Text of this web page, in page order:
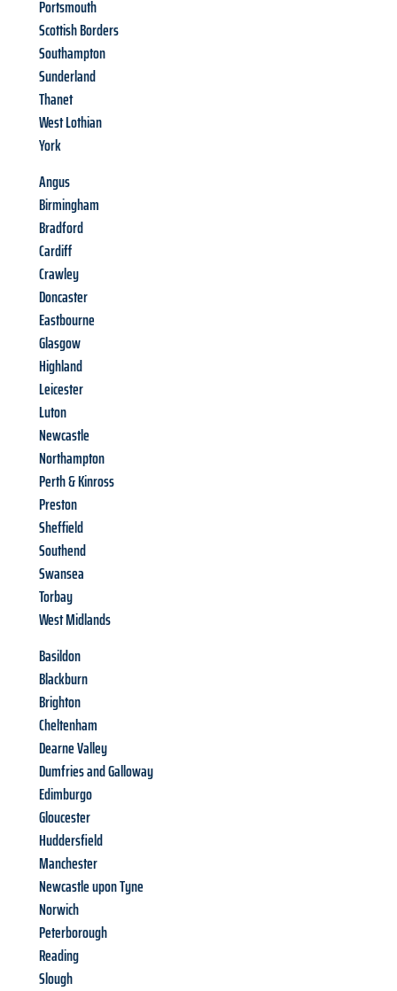
Portsmouth
Scottish Borders
Southampton
Sunderland
Thanet
West Lothian
York
Angus
Birmingham
Bradford
Cardiff
Crawley
Doncaster
Eastbourne
Glasgow
Highland
Leicester
Luton
Newcastle
Northampton
Perth & Kinross
Preston
Sheffield
Southend
Swansea
Torbay
West Midlands
Basildon
Blackburn
Brighton
Cheltenham
Dearne Valley
Dumfries and Galloway
Edimburgo
Gloucester
Huddersfield
Manchester
Newcastle upon Tyne
Norwich
Peterborough
Reading
Slough